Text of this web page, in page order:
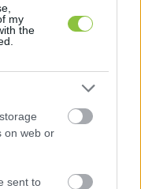
my
the
on web or
sent to
beszélgetni
Pontosan
az adatok –
is
között és
foglalniuk a